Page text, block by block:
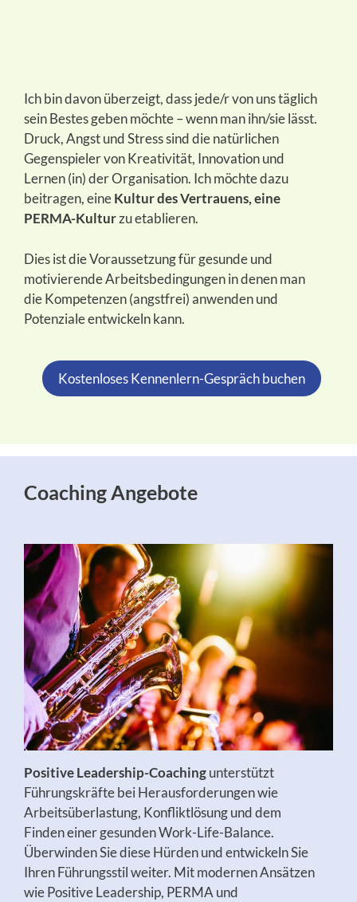
Ich bin davon überzeigt, dass jede/r von uns täglich
sein Bestes geben möchte – wenn man ihn/sie lässt.
Druck, Angst und Stress sind die natürlichen
Gegenspieler von Kreativität, Innovation und
Lernen (in) der Organisation. Ich möchte dazu
beitragen, eineKultur des Vertrauens, eine
PERMA-Kulturzu etablieren.
Dies ist die Voraussetzung für gesunde und
motivierende Arbeitsbedingungen in denen man
die Kompetenzen (angstfrei) anwenden und
Potenziale entwickeln kann.
Kostenloses Kennenlern-Gespräch buchen
Coaching Angebote
Positive Leadership-Coachingunterstützt
Führungskräfte bei Herausforderungen wie
Arbeitsüberlastung, Konfliktlösung und dem
Finden einer gesunden Work-Life-Balance.
Überwinden Sie diese Hürden und entwickeln Sie
Ihren Führungsstil weiter. Mit modernen Ansätzen
wie Positive Leadership, PERMA und